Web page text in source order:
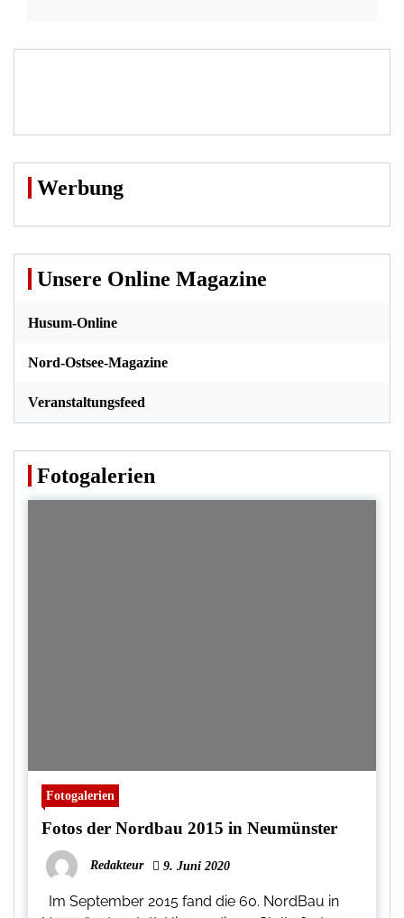
Werbung
Unsere Online Magazine
Husum-Online
Nord-Ostsee-Magazine
Veranstaltungsfeed
Fotogalerien
Fotogalerien
Fotos der Nordbau 2015 in Neumünster
Redakteur 9. Juni 2020
Im September 2015 fand die 60. NordBau in